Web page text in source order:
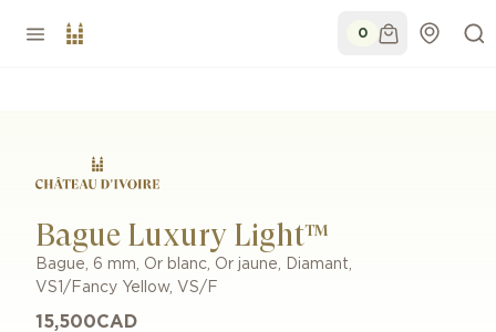
0
Bague Luxury Light™
Bague, 6 mm, Or blanc, Or jaune, Diamant,
VS1/Fancy Yellow, VS/F
15,500CAD